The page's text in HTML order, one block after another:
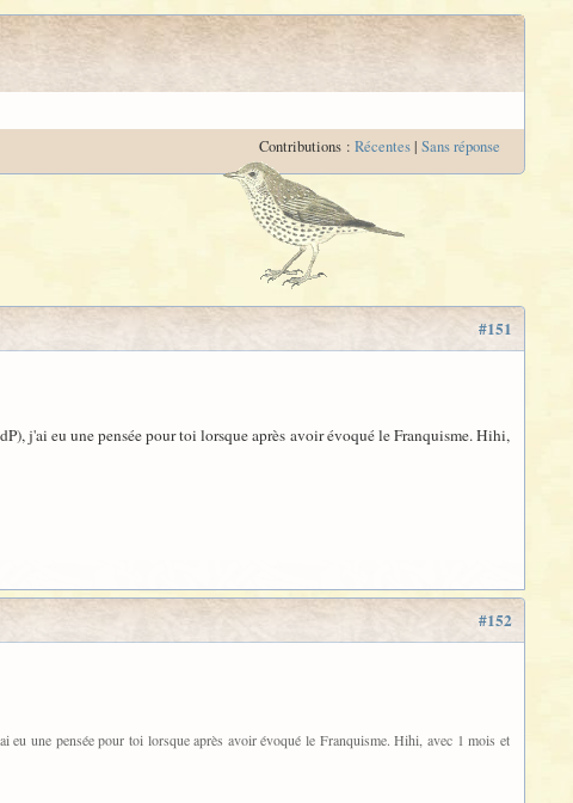
Contributions : Récentes| Sans réponse
#151
j'ai eu une pensée pour toi lorsque après avoir évoqué le Franquisme. Hihi,
#152
une pensée pour toi lorsque après avoir évoqué le Franquisme. Hihi, avec 1 mois et